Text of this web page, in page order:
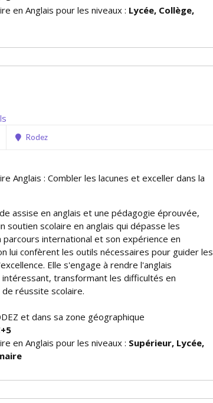
en Anglais pour les niveaux : Lycée, Collège,
Rodez
Anglais : Combler les lacunes et exceller dans la
assise en anglais et une pédagogie éprouvée,
soutien scolaire en anglais qui dépasse les
parcours international et son expérience en
lui confèrent les outils nécessaires pour guider les
Elle s'engage à rendre l'anglais
intéressant, transformant les difficultés en
réussite scolaire.
et dans sa zone géographique
en Anglais pour les niveaux : Supérieur, Lycée,